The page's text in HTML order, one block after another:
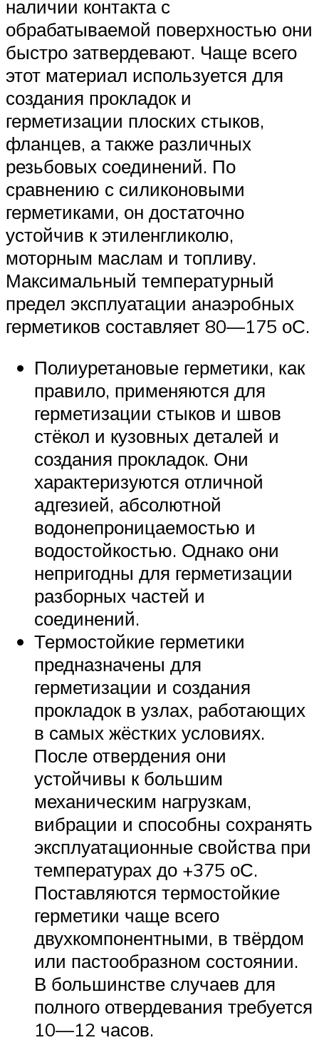
наличии контакта с
обрабатываемой поверхностью они
быстро затвердевают. Чаще всего
этот материал используется для
создания прокладок и
герметизации плоских стыков,
фланцев, а также различных
резьбовых соединений. По
сравнению с силиконовыми
герметиками, он достаточно
устойчив к этиленгликолю,
моторным маслам и топливу.
Максимальный температурный
предел эксплуатации анаэробных
герметиков составляет 80—175 оС.
Полиуретановые герметики, как
правило, применяются для
герметизации стыков и швов
стёкол и кузовных деталей и
создания прокладок. Они
характеризуются отличной
адгезией, абсолютной
водонепроницаемостью и
водостойкостью. Однако они
непригодны для герметизации
разборных частей и
соединений.
Термостойкие герметики
предназначены для
герметизации и создания
прокладок в узлах, работающих
в самых жёстких условиях.
После отвердения они
устойчивы к большим
механическим нагрузкам,
вибрации и способны сохранять
эксплуатационные свойства при
температурах до +375 оС.
Поставляются термостойкие
герметики чаще всего
двухкомпонентными, в твёрдом
или пастообразном состоянии.
В большинстве случаев для
полного отвердевания требуется
10—12 часов.